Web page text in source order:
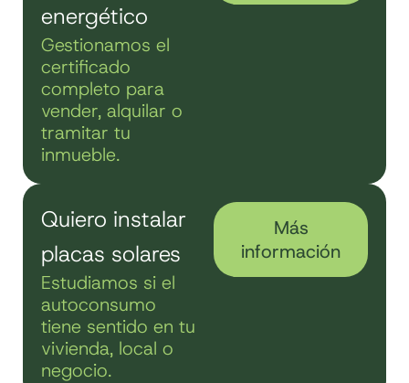
energético
Gestionamos el
certificado
completo para
vender, alquilar o
tramitar tu
inmueble.
Quiero instalar
placas solares
Estudiamos si el
autoconsumo
tiene sentido en tu
vivienda, local o
negocio.
Más
información